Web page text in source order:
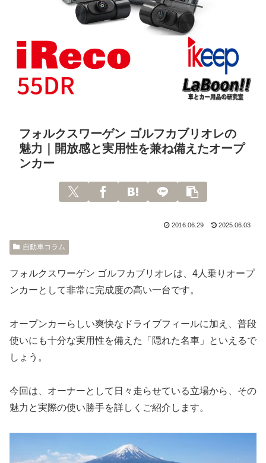
フォルクスワーゲン ゴルフカブリオレの
魅力｜開放感と実用性を兼ね備えたオープ
ンカー
2016.06.29 2025.06.03
自動車コラム
フォルクスワーゲン ゴルフカブリオレは、4人乗りオープ
ンカーとして非常に完成度の高い一台です。
オープンカーらしい爽快なドライブフィールに加え、普段
使いにも十分な実用性を備えた「隠れた名車」といえるで
しょう。
今回は、オーナーとして日々走らせている立場から、その
魅力と実際の使い勝手を詳しくご紹介します。